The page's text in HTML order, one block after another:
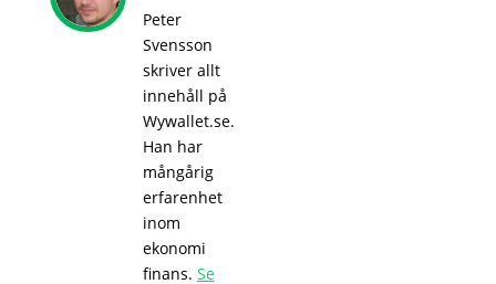
Peter
Svensson
skriver allt
innehåll på
Wywallet.se.
Han har
mångårig
erfarenhet
inom
ekonomi
finans. Se